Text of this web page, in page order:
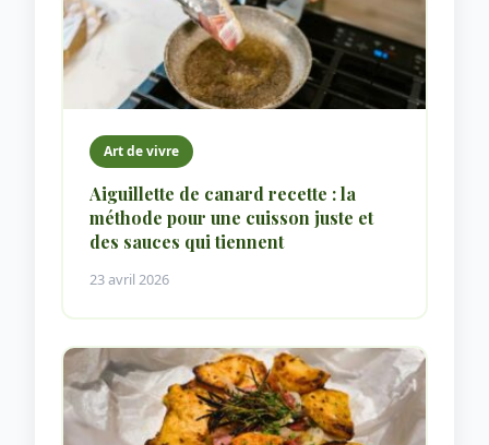
Art de vivre
Aiguillette de canard recette : la
méthode pour une cuisson juste et
des sauces qui tiennent
23 avril 2026